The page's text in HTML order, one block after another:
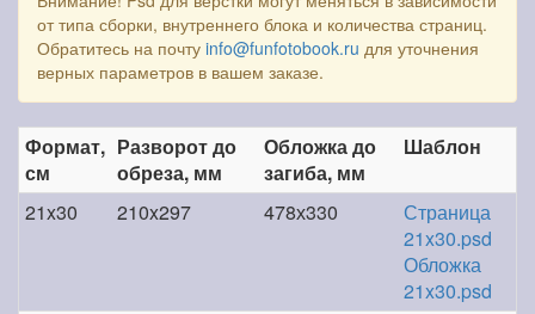
от типа сборки, внутреннего блока и количества страниц.
Обратитесь на почту info@funfotobook.ru для уточнения
верных параметров в вашем заказе.
Формат,
см
Разворот до
обреза, мм
Обложка до
загиба, мм
Шаблон
21x30 210x297 478х330
Страница
21x30.psd
Обложка
21x30.psd